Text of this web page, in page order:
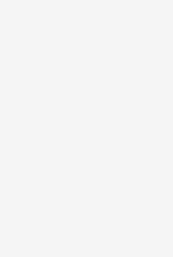
Hür
ve